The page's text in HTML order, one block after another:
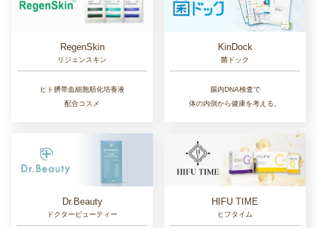
RegenSkin
リジェンスキン
ヒト臍帯血細胞順化培養液
配合コスメ
KinDock
菌ドック
腸内DNA検査で
体の内側から健康を考える。
Dr.Beauty
ドクタービューティー
HIFU TIME
ヒフタイム